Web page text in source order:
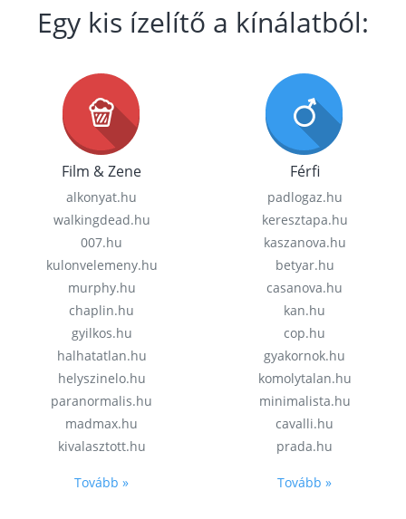
Egy kis ízelítő a kínálatból:
Film & Zene
alkonyat.hu
walkingdead.hu
007.hu
kulonvelemeny.hu
murphy.hu
chaplin.hu
gyilkos.hu
halhatatlan.hu
helyszinelo.hu
paranormalis.hu
madmax.hu
kivalasztott.hu
Tovább »
Férfi
padlogaz.hu
keresztapa.hu
kaszanova.hu
betyar.hu
casanova.hu
kan.hu
cop.hu
gyakornok.hu
komolytalan.hu
minimalista.hu
cavalli.hu
prada.hu
Tovább »